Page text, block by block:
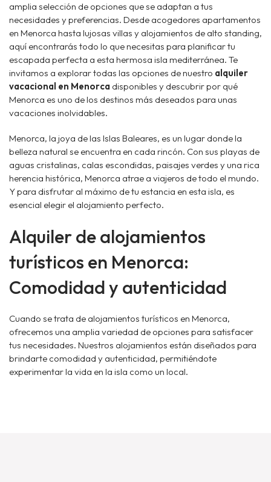
amplia selección de opciones que se adaptan a tus
necesidades y preferencias. Desde acogedores apartamentos
en Menorca hasta lujosas villas y alojamientos de alto standing,
aquí encontrarás todo lo que necesitas para planificar tu
escapada perfecta a esta hermosa isla mediterránea. Te
invitamos a explorar todas las opciones de nuestro alquiler
vacacional en Menorca disponibles y descubrir por qué
Menorca es uno de los destinos más deseados para unas
vacaciones inolvidables.
Menorca, la joya de las Islas Baleares, es un lugar donde la
belleza natural se encuentra en cada rincón. Con sus playas de
aguas cristalinas, calas escondidas, paisajes verdes y una rica
herencia histórica, Menorca atrae a viajeros de todo el mundo.
Y para disfrutar al máximo de tu estancia en esta isla, es
esencial elegir el alojamiento perfecto.
Alquiler de alojamientos
turísticos en Menorca:
Comodidad y autenticidad
Cuando se trata de alojamientos turísticos en Menorca,
ofrecemos una amplia variedad de opciones para satisfacer
tus necesidades. Nuestros alojamientos están diseñados para
brindarte comodidad y autenticidad, permitiéndote
experimentar la vida en la isla como un local.